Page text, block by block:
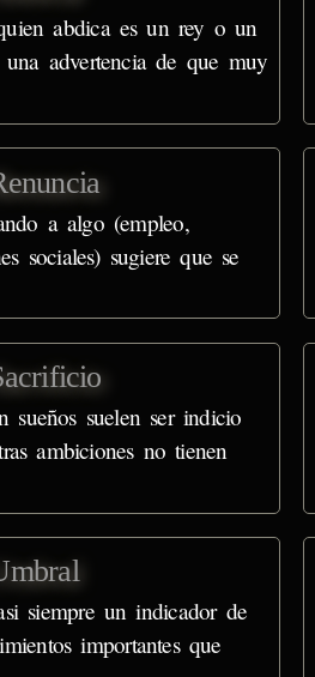
abdica es un rey o un
advertencia de que muy
a algo (empleo,
sociales) sugiere que se
sueños suelen ser indicio
ambiciones no tienen
siempre un indicador de
importantes que